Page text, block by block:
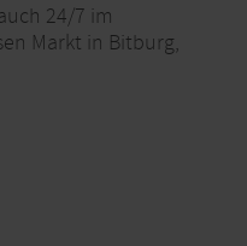
24/7 im
Markt in Bitburg,